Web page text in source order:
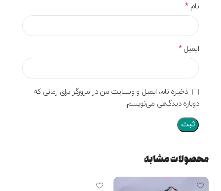
نام*
ایمیل*
ذخیره نام، ایمیل و وبسایت من در مرورگر برای زمانی که
دوباره دیدگاهی می‌نویسم.
محصولات مشابه